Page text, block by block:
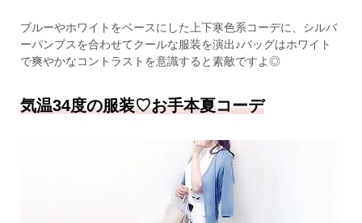
ブルーやホワイトをベースにした上下寒色系コーデに、シルバ
ーパンプスを合わせてクールな服装を演出♪バッグはホワイト
で爽やかなコントラストを意識すると素敵ですよ◎
気温34度の服装♡お手本夏コーデ